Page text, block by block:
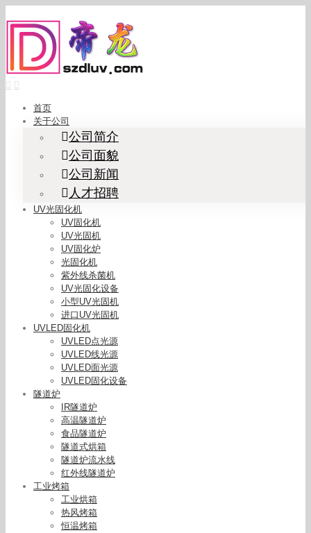
to
content
首页
关于公司
公司简介
公司面貌
公司新闻
人才招聘
UV光固化机
UV固化机
UV光固机
UV固化炉
光固化机
紫外线杀菌机
UV光固化设备
小型UV光固机
进口UV光固机
UVLED固化机
UVLED点光源
UVLED线光源
UVLED面光源
UVLED固化设备
隧道炉
IR隧道炉
高温隧道炉
食品隧道炉
隧道式烘箱
隧道炉流水线
红外线隧道炉
工业烤箱
工业烘箱
热风烤箱
恒温烤箱